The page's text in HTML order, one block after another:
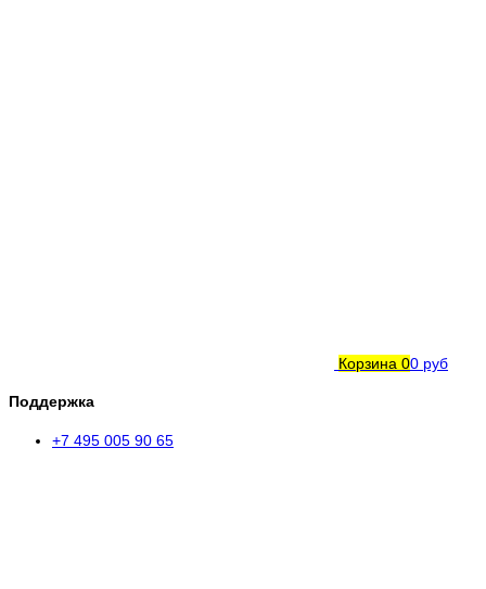
Корзина 00 руб
Поддержка
+7 495 005 90 65